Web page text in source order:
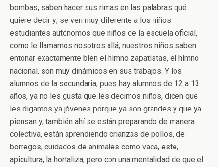
bombas, saben hacer sus rimas en las palabras qué
quiere decir y; se ven muy diferente a los niños
estudiantes autónomos que niños de la escuela oficial,
como le llamamos nosotros allá; nuestros niños saben
entonar exactamente bien el himno zapatistas, el himno
nacional, son muy dinámicos en sus trabajos. Y los
alumnos de la secundaria, pues hay alumnos de 12 a 13
años, ya no les gusta que les decimos niños, dicen que
les digamos ya jóvenes porque ya son grandes y que ya
piensan y, también ahí se están preparando de manera
colectiva, están aprendiendo crianzas de pollos, de
borregos, cuidados de animales como vaca, este,
apicultura, la hortaliza; pero con una mentalidad de que el